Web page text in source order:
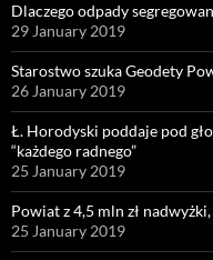
Dlaczego odpady
29 January 2019
Starostwo szuka Geodety
26 January 2019
Ł. Horodyski poddaje pod
“każdego radnego”
25 January 2019
Powiat z 4,5 mln zł
25 January 2019